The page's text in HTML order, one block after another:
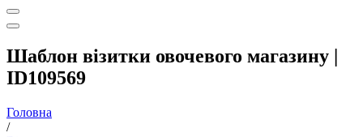
Шаблон візитки овочевого магазину |
ID109569
Головна
/